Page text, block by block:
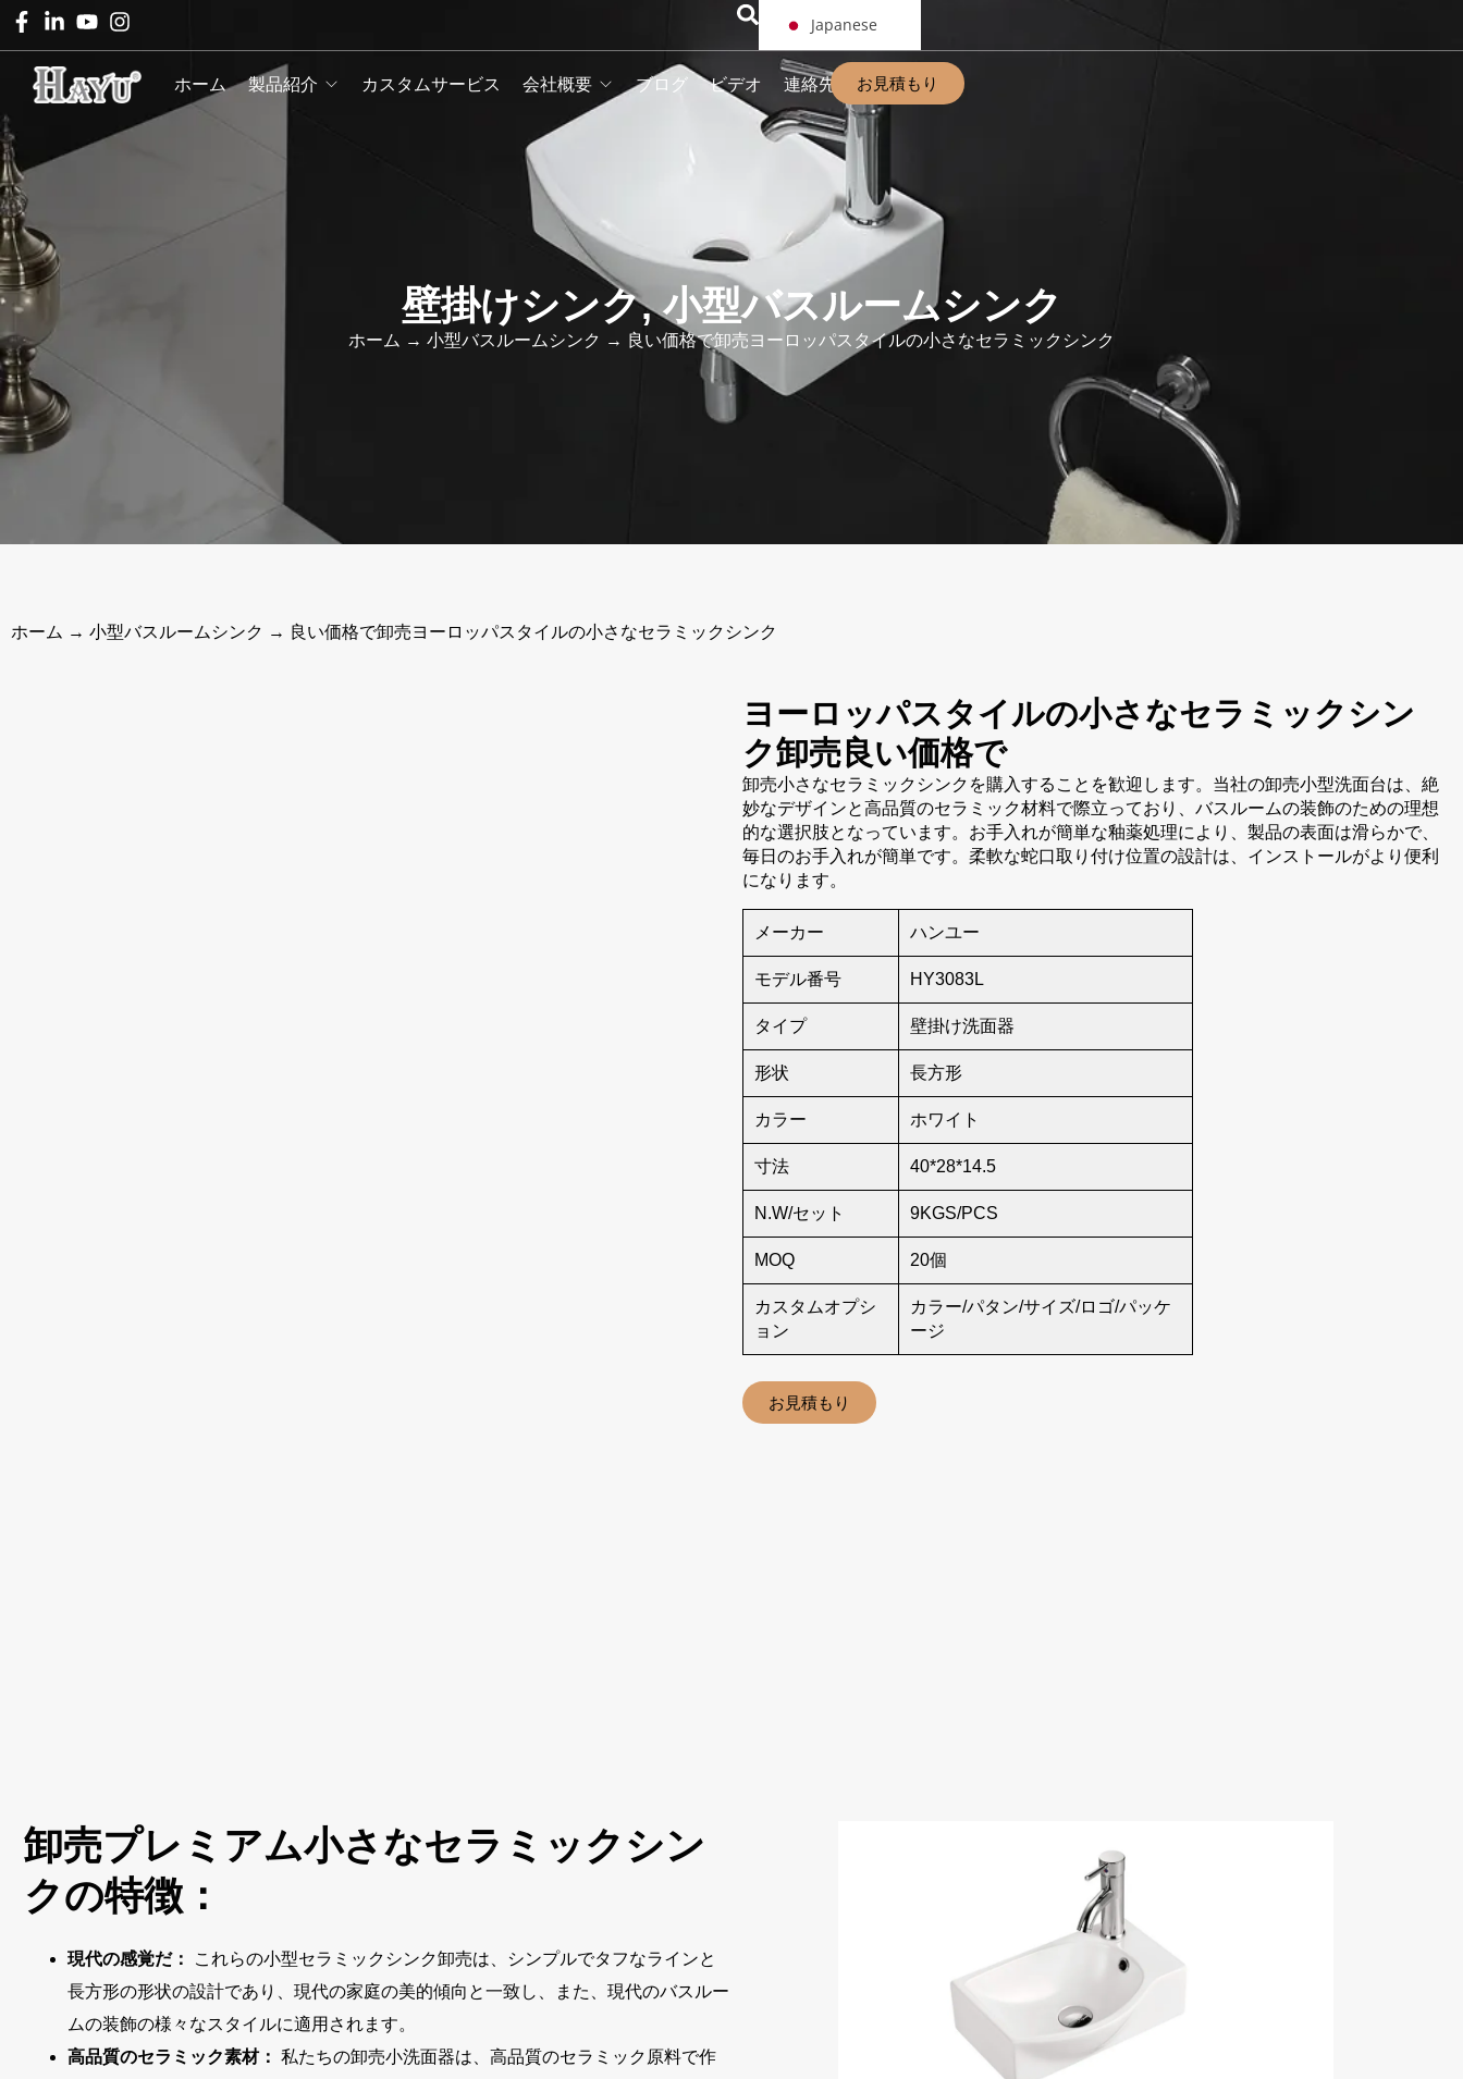
Japanese
ホーム 製品紹介 カスタムサービス 会社概要 ブログ ビデオ 連絡先 お見積もり
壁掛けシンク,小型バスルームシンク
ホーム → 小型バスルームシンク → 良い価格で卸売ヨーロッパスタイルの小さなセラミックシンク
ホーム → 小型バスルームシンク → 良い価格で卸売ヨーロッパスタイルの小さなセラミックシンク
ヨーロッパスタイルの小さなセラミックシン
ク卸売良い価格で
卸売小さなセラミックシンクを購入することを歓迎します。当社の卸売小型洗面台は、絶
妙なデザインと高品質のセラミック材料で際立っており、バスルームの装飾のための理想
的な選択肢となっています。お手入れが簡単な釉薬処理により、製品の表面は滑らかで、
毎日のお手入れが簡単です。柔軟な蛇口取り付け位置の設計は、インストールがより便利
になります。
メーカー ハンユー
モデル番号 HY3083L
タイプ 壁掛け洗面器
形状 長方形
カラー ホワイト
寸法 40*28*14.5
N.W/セット 9KGS/PCS
MOQ 20個
カスタムオプシ
ョン
カラー/パタン/サイズ/ロゴ/パッケ
ージ
お見積もり
卸売プレミアム小さなセラミックシン
クの特徴：
現代の感覚だ：
これらの小型セラミックシンク卸売は、シンプルでタフなラインと
長方形の形状の設計であり、現代の家庭の美的傾向と一致し、また、現代のバスルー
ムの装飾の様々なスタイルに適用されます。
高品質のセラミック素材： 私たちの卸売小洗面器は、高品質のセラミック原料で作